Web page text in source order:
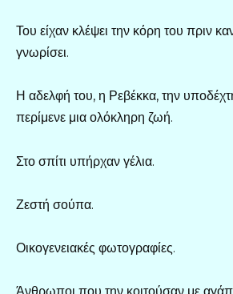
Του είχαν κλέψει την κόρη του πριν
γνωρίσει.
Η αδελφή του, η Ρεβέκκα, την
περίμενε μια ολόκληρη ζωή.
Στο σπίτι υπήρχαν γέλια.
Ζεστή σούπα.
Οικογενειακές φωτογραφίες.